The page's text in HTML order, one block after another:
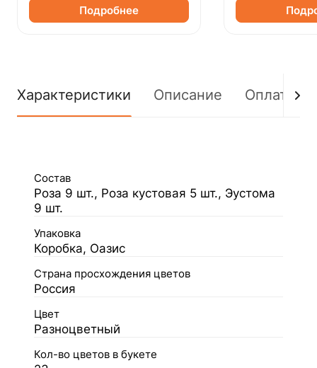
Подробнее
Характеристики Описание Оплата
Состав
Роза 9 шт., Роза кустовая 5 шт., Эустома
9 шт.
Упаковка
Коробка, Оазис
Страна просхождения цветов
Россия
Цвет
Разноцветный
Кол-во цветов в букете